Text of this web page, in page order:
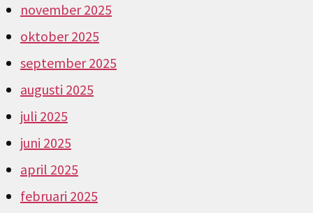
november 2025
oktober 2025
september 2025
augusti 2025
juli 2025
juni 2025
april 2025
februari 2025